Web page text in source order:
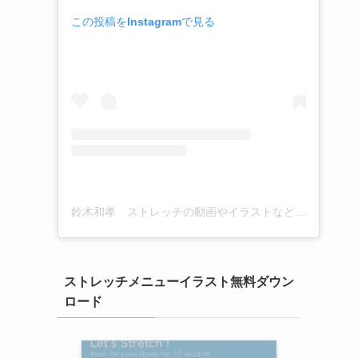
この投稿をInstagramで見る
鈴木和孝 ストレッチの動画やイラストなど(@kazutaka_suzuki_stretch)がシェアした投稿
ストレッチメニューイラスト無料ダウン
ロード